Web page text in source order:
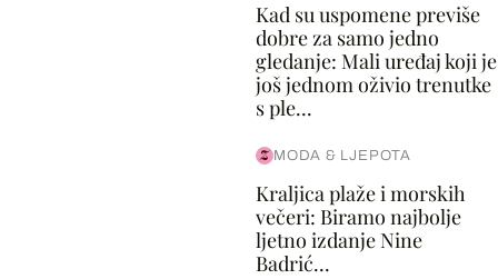
Kad su uspomene previše
dobre za samo jedno
gledanje: Mali uređaj koji je
još jednom oživio trenutke
s ple...
MODA & LJEPOTA
Kraljica plaže i morskih
večeri: Biramo najbolje
ljetno izdanje Nine
Badrić...